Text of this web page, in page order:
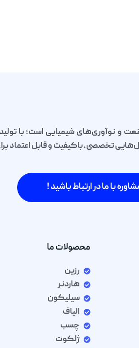
و نوآوری‌های شیمیایی است؛ با
تخصصی، باکیفیت و قابل اعتماد
با ما در ارتباط باشید !
محصولات ما
رزین
هاردنر
سیلیکون
الیاف
چسب
ژلکوت